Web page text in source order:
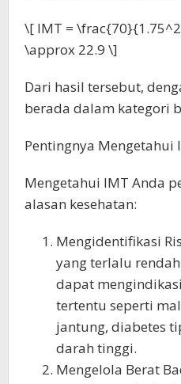
\[ IMT =
\approx 22.9 \]
Dari hasil tersebut,
berada dalam kategori
Pentingnya Mengetahui
Mengetahui IMT Anda
alasan kesehatan:
Mengidentifikasi
yang terlalu
dapat
tertentu seperti
jantung, diabetes
darah tinggi.
Mengelola Berat